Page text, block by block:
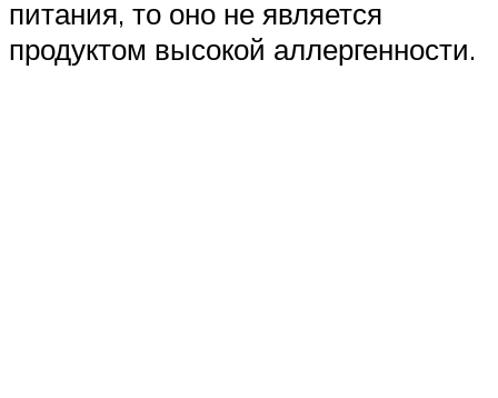
питания, то оно не является
продуктом высокой аллергенности.